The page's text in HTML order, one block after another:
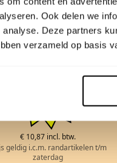
Ook delen we
analyse. Deze partners
verzameld op basis
I.C.M. ONDERVLOER!
I.C.M. PLINTEN!
Prijs elders
€ 24,98
€ 10,87 incl. btw.
geldig i.c.m. randartikelen t/m
zaterdag